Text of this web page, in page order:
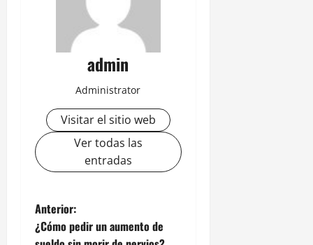
admin
Administrator
Visitar el sitio web
Ver todas las
entradas
N
Anterior:
¿Cómo pedir un aumento de